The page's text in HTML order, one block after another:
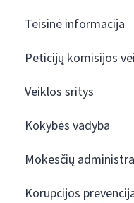
Teisinė informacija
Peticijų komisijos
Veiklos sritys
Kokybės vadyba
Mokesčių
Korupcijos